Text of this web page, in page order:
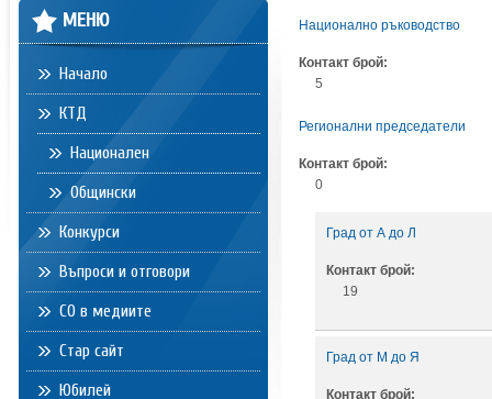
Национално ръководство
Контакт брой:
5
Регионални председатели
Контакт брой:
0
Град от А до Л
Контакт брой:
19
Град от М до Я
Контакт брой:
МЕНЮ
Начало
КТД
Национален
Общински
Конкурси
Въпроси и отговори
СО в медиите
Стар сайт
Юбилей